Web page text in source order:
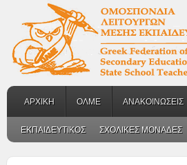
ΑΡΧΙΚΗ ΟΛΜΕ ΑΝΑΚΟΙΝΩΣΕΙΣ
ΕΚΠΑΙΔΕΥΤΙΚΟΣ ΣΧΟΛΙΚΕΣ ΜΟΝΑΔΕΣ